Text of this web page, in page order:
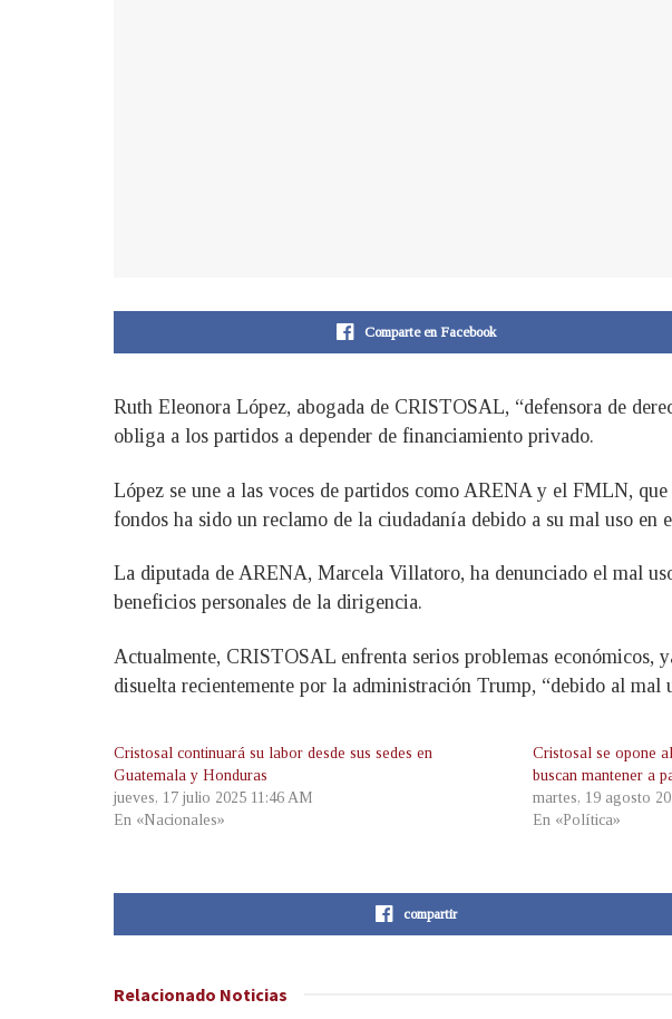
Comparte en Facebook
Ruth Eleonora López, abogada de CRISTOSAL, “defensora de
obliga a los partidos a depender de financiamiento privado.
López se une a las voces de partidos como ARENA y el FMLN,
fondos ha sido un reclamo de la ciudadanía debido a su mal uso en
La diputada de ARENA, Marcela Villatoro, ha denunciado el mal
beneficios personales de la dirigencia.
Actualmente, CRISTOSAL enfrenta serios problemas económicos,
disuelta recientemente por la administración Trump, “debido al mal
Cristosal continuará su labor desde sus sedes en
Guatemala y Honduras
jueves, 17 julio 2025 11:46 AM
En «Nacionales»
Cristosal se opone
buscan mantener a
martes, 19 agosto
En «Política»
compartir
Relacionado Noticias